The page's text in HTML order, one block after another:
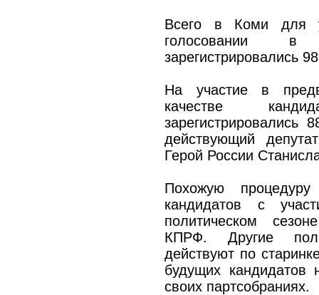
Всего в Коми для
голосовании в
зарегистрировались
На участие в
качестве
зарегистрировались
действующий
Герой России
Похожую
кандидатов с
политическом
КПРФ. Другие
действуют по
будущих
своих партсобраниях.